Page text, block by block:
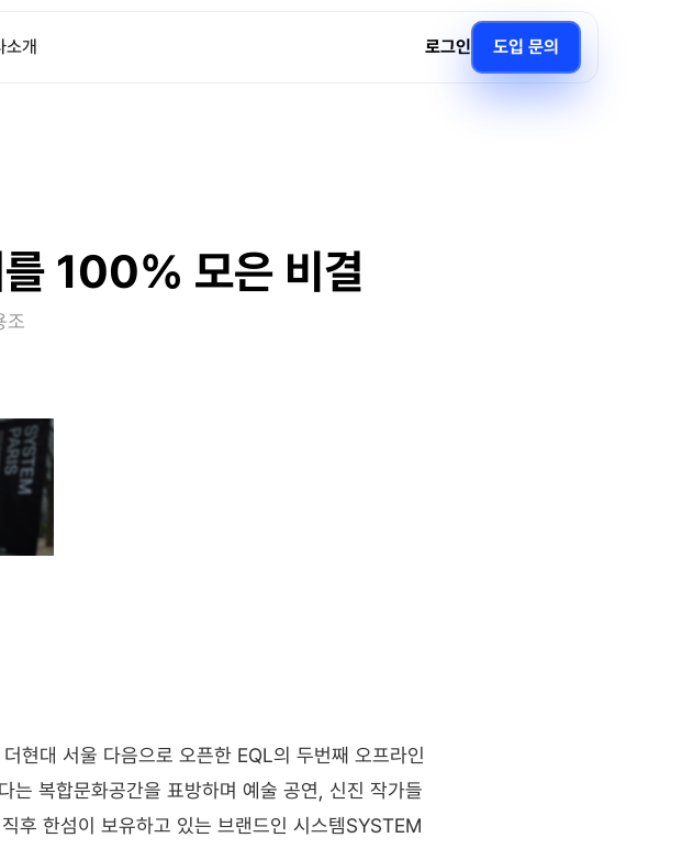
소개 로그인 도입 문의
를 100% 모은 비결
조
현대 서울 다음으로 오픈한 EQL의 두번째 오프라인
는 복합문화공간을 표방하며 예술 공연, 신진 작가들
후 한섬이 보유하고 있는 브랜드인 시스템SYSTEM